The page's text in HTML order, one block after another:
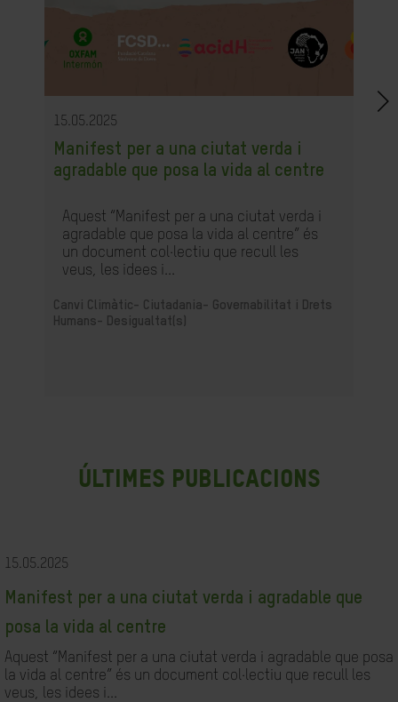
15.05.2025
Manifest per a una ciutat verda i
agradable que posa la vida al centre
Aquest “Manifest per a una ciutat verda i
agradable que posa la vida al centre” és
un document col·lectiu que recull les
veus, les idees i...
Canvi Climàtic-
Ciutadania- Governabilitat i Drets
Humans-
Desigualtat(s)
últimes publicacions
15.05.2025
Manifest per a una ciutat verda i agradable que
posa la vida al centre
Aquest “Manifest per a una ciutat verda i agradable que posa
la vida al centre” és un document col·lectiu que recull les
veus, les idees i...